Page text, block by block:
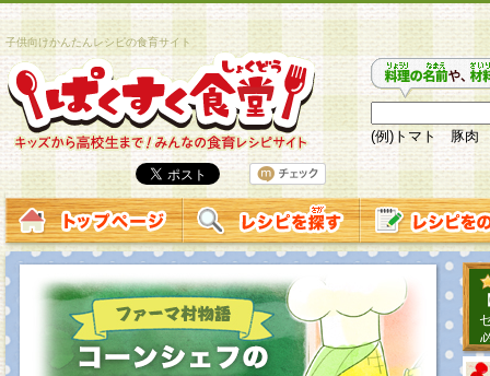
子供向けかんたんレシピの食育サイト
(例)トマト 豚肉